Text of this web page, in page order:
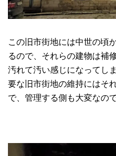
この旧市街地には中世の頃
るので、それらの建物は補
汚れて汚い感じになってし
要な旧市街地の維持にはそ
で、管理する側も大変なので